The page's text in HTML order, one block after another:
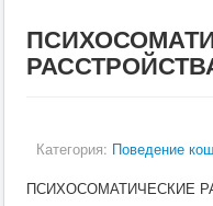
Ветеринария
Кормление
Пушные звери
Ветеринария
По животным
Крс
Категория: Поведение
ПСИХОСОМАТИЧЕСКИЕ